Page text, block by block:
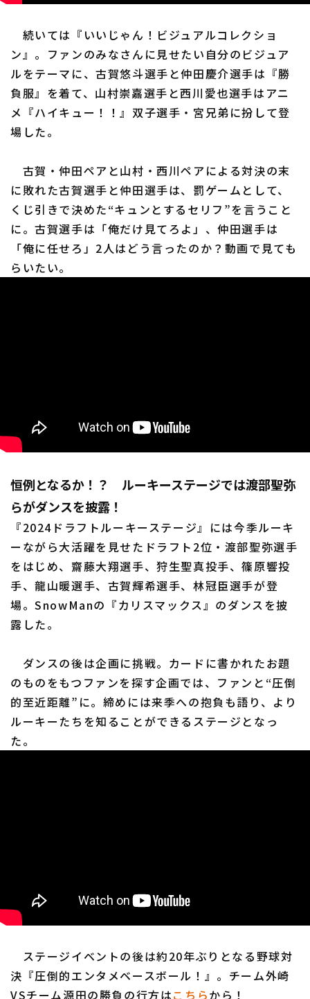
続いては『いいじゃん！ビジュアルコレクショ
ン』。ファンのみなさんに見せたい自分のビジュア
ルをテーマに、古賀悠斗選手と仲田慶介選手は『勝
負服』を着て、山村崇嘉選手と西川愛也選手はアニ
メ『ハイキュー！！』双子選手・宮兄弟に扮して登
場した。
古賀・仲田ペアと山村・西川ペアによる対決の末
に敗れた古賀選手と仲田選手は、罰ゲームとして、
くじ引きで決めた“キュンとするセリフ”を言うこと
に。古賀選手は「俺だけ見てろよ」、仲田選手は
「俺に任せろ」2人はどう言ったのか？動画で見ても
らいたい。
恒例となるか！？ ルーキーステージでは渡部聖弥
らがダンスを披露！
『2024ドラフトルーキーステージ』には今季ルーキ
ーながら大活躍を見せたドラフト2位・渡部聖弥選手
をはじめ、齋藤大翔選手、狩生聖真投手、篠原響投
手、龍山暖選手、古賀輝希選手、林冠臣選手が登
場。SnowManの『カリスマックス』のダンスを披
露した。
ダンスの後は企画に挑戦。カードに書かれたお題
のものをもつファンを探す企画では、ファンと“圧倒
的至近距離”に。締めには来季への抱負も語り、より
ルーキーたちを知ることができるステージとなっ
た。
ステージイベントの後は約20年ぶりとなる野球対
決『圧倒的エンタメベースボール！』。チーム外崎
VSチーム源田の勝負の行方はこちらから！